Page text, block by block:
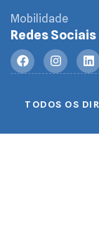
Mobilidade
Redes Sociais
TODOS OS